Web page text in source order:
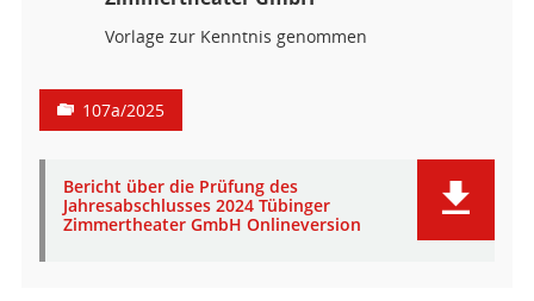
Vorlage zur Kenntnis genommen
107a/2025
Bericht über die Prüfung des
Jahresabschlusses 2024 Tübinger
Zimmertheater GmbH Onlineversion